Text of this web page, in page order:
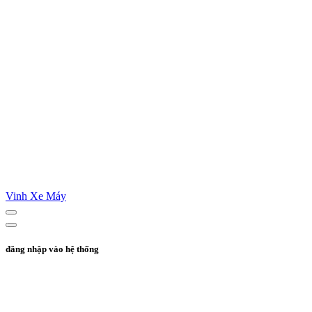
Vinh Xe Máy
đăng nhập vào hệ thống